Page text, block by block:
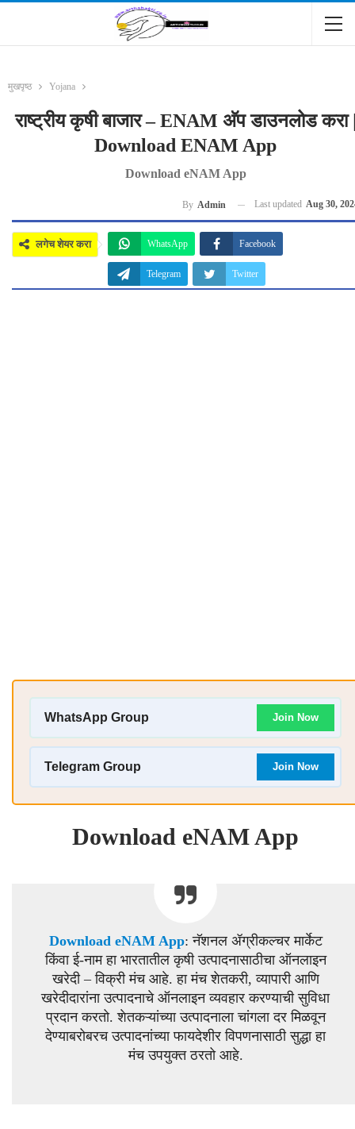
मुखपृष्ठ Yojana
राष्ट्रीय कृषी बाजार – ENAM अ‍ॅप डाउनलोड करा
Download ENAM App
Download eNAM App
By Admin Last updated Aug 30,
लगेच शेयर करा WhatsApp Facebook
Telegram Twitter
WhatsApp Group Join Now
Telegram Group Join Now
Download eNAM App
Download eNAM App: नॅशनल ॲग्रीकल्चर मार्केट
किंवा ई-नाम हा भारतातील कृषी उत्पादनासाठीचा ऑनलाइन
खरेदी – विक्री मंच आहे. हा मंच शेतकरी, व्यापारी आणि
खरेदीदारांना उत्पादनाचे ऑनलाइन व्यवहार करण्याची सुविधा
प्रदान करतो. शेतकऱ्यांच्या उत्पादनाला चांगला दर मिळवून
देण्याबरोबरच उत्पादनांच्या फायदेशीर विपणनासाठी सुद्धा हा
मंच उपयुक्त ठरतो आहे.